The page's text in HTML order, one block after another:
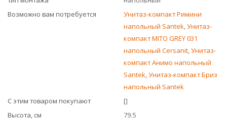
Возможно вам потребуется
Унитаз-компакт Римини
напольный Santek,Унитаз-
компакт MITO GREY 031
напольный Cersanit,Унитаз-
компакт Анимо напольный
Santek,Унитаз-компакт Бриз
напольный Santek
С этим товаром покупают
[]
Высота, см
79.5